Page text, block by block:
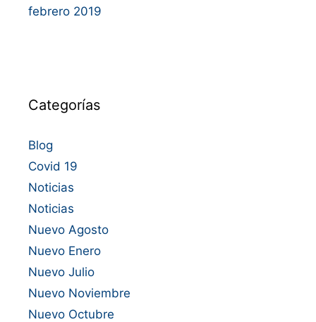
febrero 2019
Categorías
Blog
Covid 19
Noticias
Noticias
Nuevo Agosto
Nuevo Enero
Nuevo Julio
Nuevo Noviembre
Nuevo Octubre